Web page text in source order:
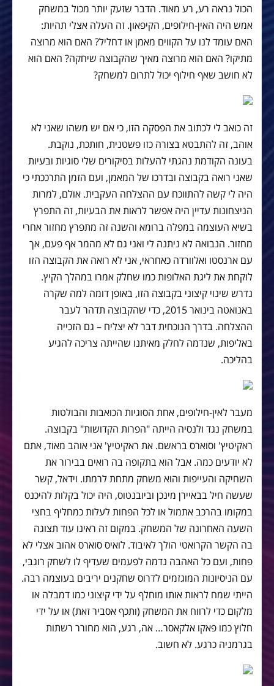
הכול נראה רע, רע מאוד. הדבר שזעק יותר מכול במשחק
אמש היה האין-חילופים, הקיפאון. זה העלה אצלי תהיות:
האם עומד לנו על הקווים מאמן או דחליל? האם הוא מרוצה
מתיקו? האם הוא מרוצה מאיך שהקבוצה שיחקה? האם הוא
לא חושב שאף חילוף יכול לתרום למשחק?
זה כואב לי לכתוב את הפסקה הזו, כי אם יש משהו שאני לא
אוהב, זה להתבטא בצורה כזו פשטנית, חותכת, נוקבת.
בעונה הקודמת נהגתי להעלות בסיקורים שלי סוגיות ובעיות
שאני רואה בקבוצה ובדרכו של המאמן, ועם הזמן התרככתי כי
היה לי קשה להתווכח עם ההצלחה העקבית. אולם, למרות
הניצחונות עדיין היה אפשר לראות את הבעיות, זה התפרץ
בשיא העוצמה במפלה ברומא והשנה זה מתפרץ מחזור אחרי
מחזור. הנבואה לא ניתנה לי ואני גם לא מהמר אף פעם, אך
עם ארנסטו ואלוורדה כאחראי, אני לא רואה את הקבוצה הזו
לוקחת את ליגת האלופות כמו שחלק אמרו במהלך הקיץ.
נדרש שינוי קיצוני בקבוצה הזו, באופן דומה למה שקרה
באנואטה בינואר 2015, כדי שהקבוצה תדהר לעבר
ההצלחה. בדרך הנוכחית דבר לא יצליח – גם הזכייה
באליפות, שנדמה לחלק מאיתנו שהייתה צריכה להגיע
בהליכה.
מעבר לאין-חילופים, אחת הסוגיות הכואבות והבולטות
במשחק נגד ולנסיה הייתה "הפרות הקדושות" בקבוצה.
ראקיטיץ' וסוארס בראשם. את ראקיטיץ' אני אוהב מאוד, אתם
לא יודעים כמה. אבל הוא בתקופה בה רואים בבירור את
השחיקה והעייפות והוא משחק מתחת לרמתו. וידאל, קשר
שעשה חיל בבאיירן מינכן וביובנטוס, היה יכול בקלות להיכנס
במקומו בהרכב אתמול או לכל הפחות לעלות כמחליף בחצי
השעה האחרונה של המשחק. במקום זה ראינו עוד תצוגה
בה הקשר הקרואטי הולך לאיבוד. לואיס סוארס אהוב אצלי לא
פחות, ועם כל האהבה נדמה לפעמים שעדיף לו לשחק רוגבי,
עם הניסיונות המוגזמים לדרוס שחקנים יריבים בעוצמה רבה.
הייתי שמח לראות אותו מוחלף על ידי קיצוני כמו דמבלה או
מלקום כדי לרווח את המשחק (ותכף אסביר זאת) או על ידי
חלוץ כמו פאקו אלקאסר… אה, רגע, הוא מחורר רשתות
בגרמניה כרגע. לא חשוב.